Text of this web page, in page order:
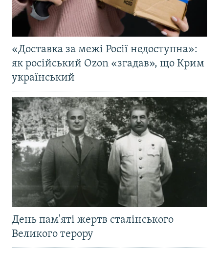
«Доставка за межі Росії недоступна»:
як російський Ozon «згадав», що Крим
український
День пам'яті жертв сталінського
Великого терору